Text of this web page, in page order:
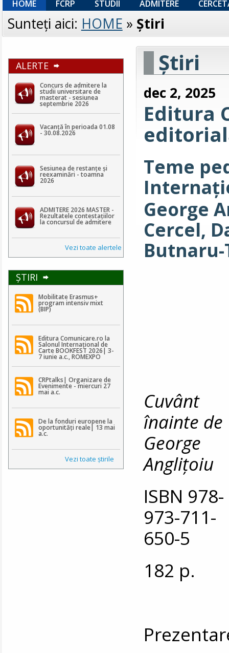
HOME FCRP STUDII ADMITERE
Sunteţi aici: HOME » Ştiri
ALERTE
Concurs de admitere la
studii universitare de
masterat - sesiunea
septembrie 2026
Vacanță în perioada 01.08
- 30.08.2026
Sesiunea de restanțe și
reexaminări - toamna
2026
ADMITERE 2026 MASTER -
Rezultatele contestaţiilor
la concursul de admitere
Vezi toate alertele
ŞTIRI
Mobilitate Erasmus+
program intensiv mixt
(BIP)
Editura Comunicare.ro la
Salonul Internațional de
Carte BOOKFEST 2026| 3-
7 iunie a.c., ROMEXPO
CRPtalks| Organizare de
Evenimente - miercuri 27
mai a.c.
De la fonduri europene la
oportunități reale| 13 mai
a.c.
Vezi toate ştirile
Ştiri
dec 2, 2025
Editura
Teme
George
Cercel,
Cuvânt
înainte de
George
Anglițoiu
ISBN 978-
973-711-
650-5
182 p.